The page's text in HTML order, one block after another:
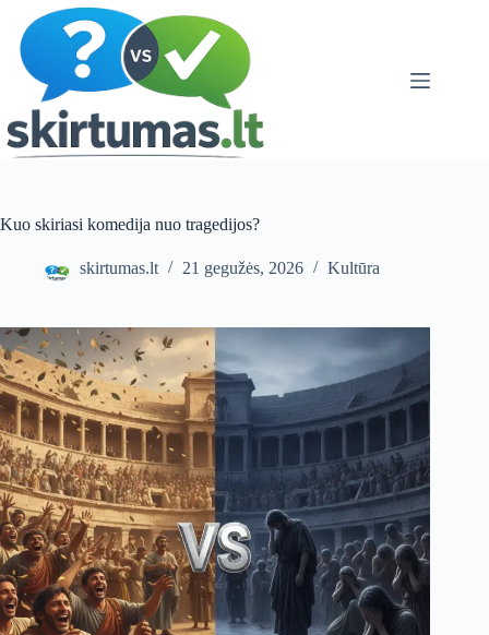
content
Kuo skiriasi komedija nuo tragedijos?
skirtumas.lt 21 gegužės, 2026 Kultūra